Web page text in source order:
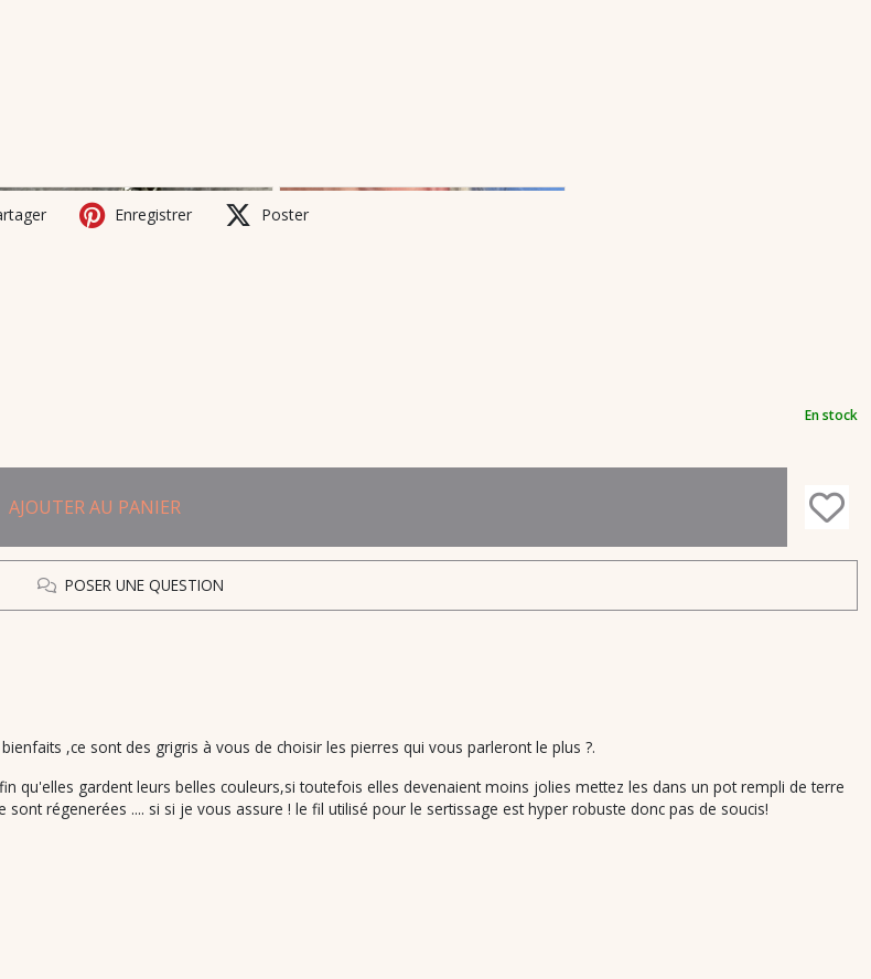
Enregistrer Poster
En stock
AJOUTER AU PANIER
POSER UNE QUESTION
,ce sont des grigris à vous de choisir les pierres qui vous parleront le plus ?.
qu'elles gardent leurs belles couleurs,si toutefois elles devenaient moins jolies mettez les dans un pot rempli de terre
régenerées .... si si je vous assure ! le fil utilisé pour le sertissage est hyper robuste donc pas de soucis!